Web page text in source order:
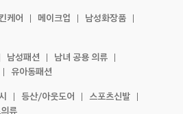
케어 메이크업
남성화장품
남성패션
남녀 공용 의류
유아동패션
등산/아웃도어
스포츠신발
류